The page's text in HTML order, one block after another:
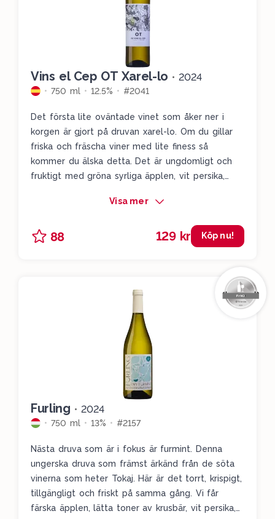
Vins el Cep OT Xarel-lo • 2024
750 ml 12.5% #2041
Det första lite oväntade vinet som åker ner i
korgen är gjort på druvan xarel-lo. Om du gillar
friska och fräscha viner med lite finess så
kommer du älska detta. Det är ungdomligt och
fruktigt med gröna syrliga äpplen, vit persika,
även får en rejäl skvätt lime. Friskt, fräscht,
Xarel-lo är en viktig del i produktionen av cava,
men på senare tid har fler och fler vinhus börjat
Visa mer
88 129 kr Köp nu!
Furling • 2024
750 ml 13% #2157
Nästa druva som är i fokus är furmint. Denna
ungerska druva som främst ärkänd från de söta
vinerna som heter Tokaj. Här är det torrt, krispigt,
tillgängligt och friskt på samma gång. Vi får
färska äpplen, lätta toner av krusbär, vit persika,